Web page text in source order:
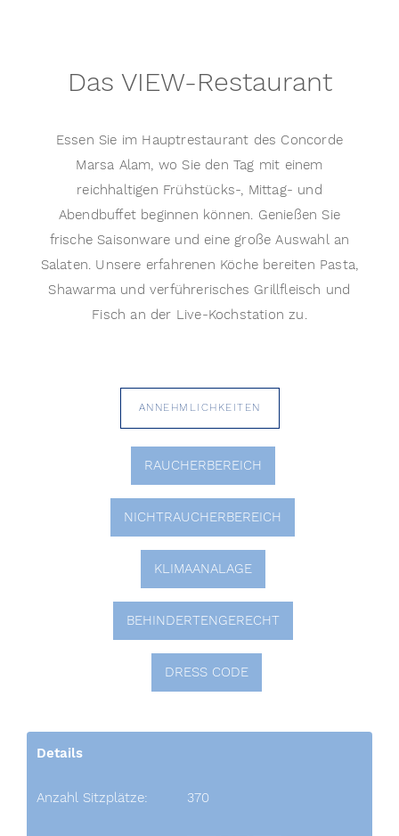
Das VIEW-Restaurant
Essen Sie im Hauptrestaurant des Concorde
Marsa Alam, wo Sie den Tag mit einem
reichhaltigen Frühstücks-, Mittag- und
Abendbuffet beginnen können. Genießen Sie
frische Saisonware und eine große Auswahl an
Salaten. Unsere erfahrenen Köche bereiten Pasta,
Shawarma und verführerisches Grillfleisch und
Fisch an der Live-Kochstation zu.
ANNEHMLICHKEITEN
RAUCHERBEREICH
NICHTRAUCHERBEREICH
KLIMAANALAGE
BEHINDERTENGERECHT
DRESS CODE
Details
Anzahl Sitzplätze: 370